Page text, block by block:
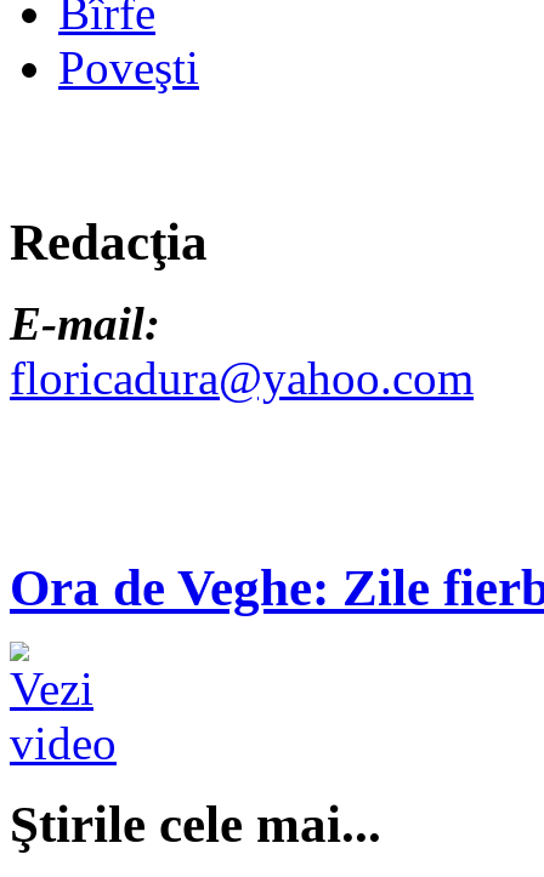
Bîrfe
Poveşti
Redacţia
E-mail:
floricadura@yahoo.com
Ora de Veghe: Zile
Ştirile cele mai...